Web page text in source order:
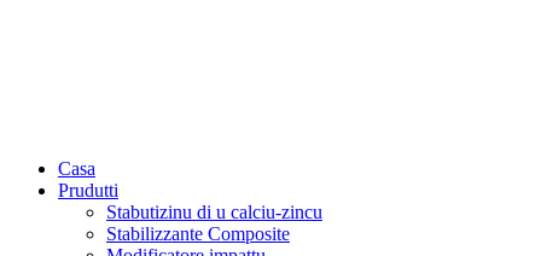
Casa
Prudutti
Stabutizinu di u calciu-zincu
Stabilizzante Composite